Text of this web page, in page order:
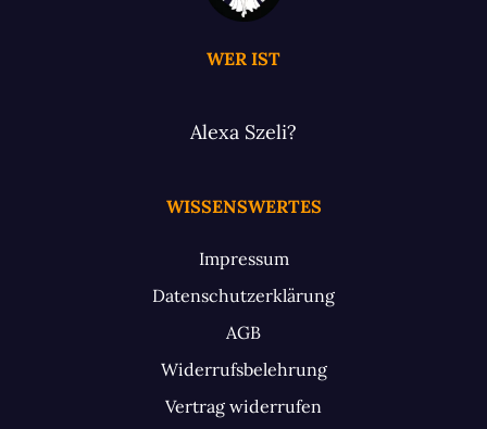
WER IST
Alexa Szeli?
WISSENSWERTES
Impressum
Datenschutzerklärung
AGB
Widerrufsbelehrung
Vertrag widerrufen